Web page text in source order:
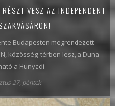
VESZ AZ INDEPENDENT
Budapesten megrendezett
közösségi térben lesz, a Duna
a Hunyadi
27, péntek